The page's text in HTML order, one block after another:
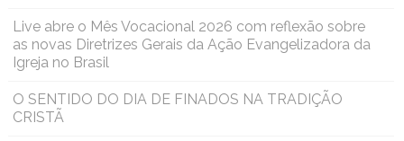
Live abre o Mês Vocacional 2026 com reflexão sobre
as novas Diretrizes Gerais da Ação Evangelizadora da
Igreja no Brasil
O SENTIDO DO DIA DE FINADOS NA TRADIÇÃO
CRISTÃ